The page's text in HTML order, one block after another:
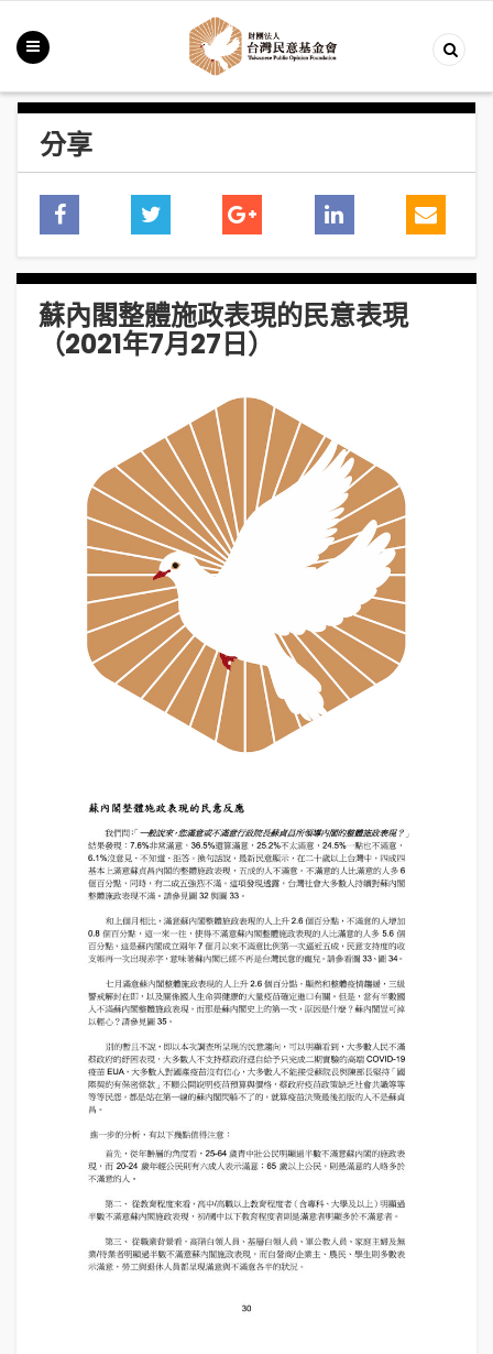
分享
蘇內閣整體施政表現的民意表現
（2021年7月27日）